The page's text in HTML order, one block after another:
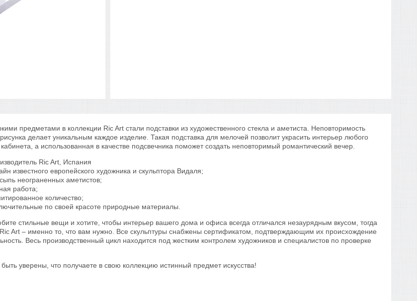
предметами в коллекции Ric Art стали подставки из художественного стекла и аметиста. Неповторимость
делает уникальным каждое изделие. Такая подставка для мелочей позволит украсить интерьер любого
а использованная в качестве подсвечника поможет создать неповторимый романтический вечер.
Ric Art, Испания
известного европейского художника и скульптора Видаля;
неограненных аметистов;
работа;
количество;
по своей красоте природные материалы.
стильные вещи и хотите, чтобы интерьер вашего дома и офиса всегда отличался незаурядным вкусом, тогда
Art – именно то, что вам нужно. Все скульптуры снабжены сертификатом, подтверждающим их происхождение
Весь производственный цикл находится под жестким контролем художников и специалистов по проверке
уверены, что получаете в свою коллекцию истинный предмет искусства!